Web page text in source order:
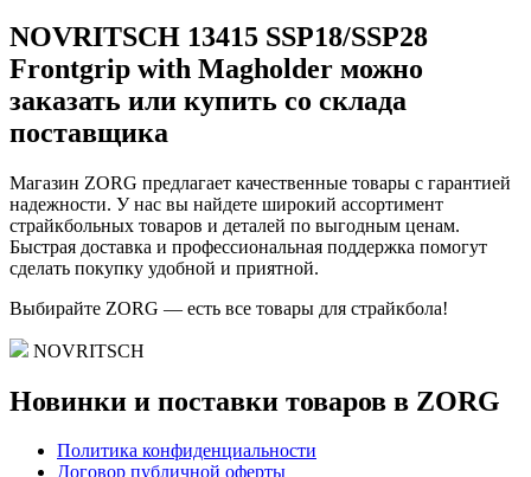
NOVRITSCH 13415 SSP18/SSP28
Frontgrip with Magholder можно
заказать или купить со склада
поставщика
Магазин ZORG предлагает качественные товары с гарантией
надежности. У нас вы найдете широкий ассортимент
страйкбольных товаров и деталей по выгодным ценам.
Быстрая доставка и профессиональная поддержка помогут
сделать покупку удобной и приятной.
Выбирайте ZORG — есть все товары для страйкбола!
NOVRITSCH
Новинки и поставки товаров в ZORG
Политика конфиденциальности
Договор публичной оферты